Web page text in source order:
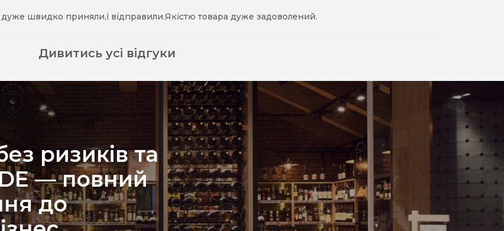
швидко приняли,і відправили.Якістю товара дуже задоволений.
Дивитись усі відгуки
ризиків та
— повний
до